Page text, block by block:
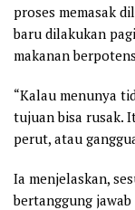
proses memasak
baru dilakukan
makanan
“Kalau menunya
tujuan bisa rusak.
perut, atau
Ia menjelaskan,
bertanggung